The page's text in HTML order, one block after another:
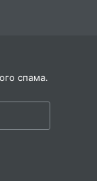
спама.